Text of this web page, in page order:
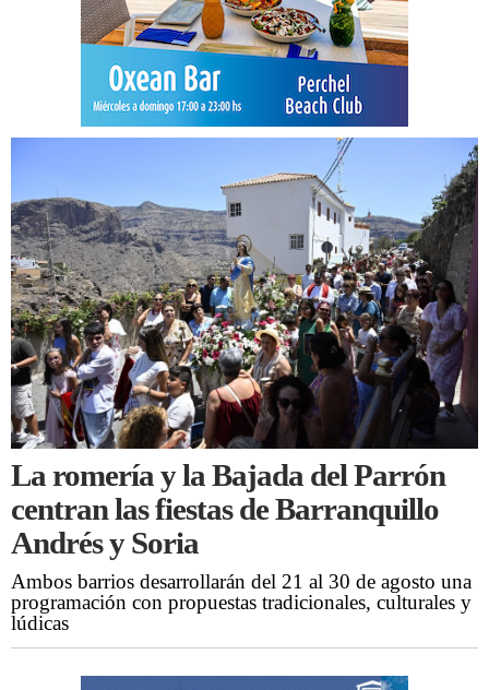
La romería y la Bajada del Parrón
centran las fiestas de Barranquillo
Andrés y Soria
Ambos barrios desarrollarán del 21 al 30 de agosto una
programación con propuestas tradicionales, culturales y
lúdicas